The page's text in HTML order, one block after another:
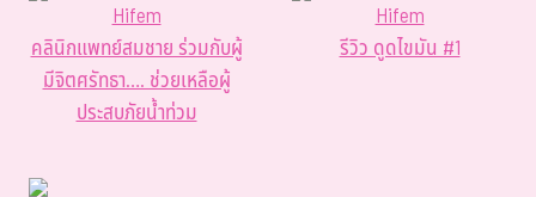
Hifem
คลินิกแพทย์สมชาย ร่วมกับผู้
มีจิตศรัทธา…. ช่วยเหลือผู้
ประสบภัยน้ำท่วม
Hifem
รีวิว ดูดไขมัน #1